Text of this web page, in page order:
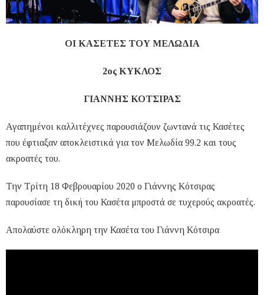
ΟΙ ΚΑΣΕΤΕΣ ΤΟΥ ΜΕΛΩΔΙΑ
2ος ΚΥΚΛΟΣ
ΓΙΑΝΝΗΣ ΚΟΤΣΙΡΑΣ
Αγαπημένοι καλλιτέχνες παρουσιάζουν ζωντανά τις Κασέτες
που έφτιαξαν αποκλειστικά για τον Μελωδία 99.2 και τους
ακροατές του.
Την Τρίτη 18 Φεβρουαρίου 2020 ο Γιάννης Κότσιρας
παρουσίασε τη δική του Κασέτα μπροστά σε τυχερούς ακροατές.
Απολαύστε ολόκληρη την Κασέτα του Γιάννη Κότσιρα